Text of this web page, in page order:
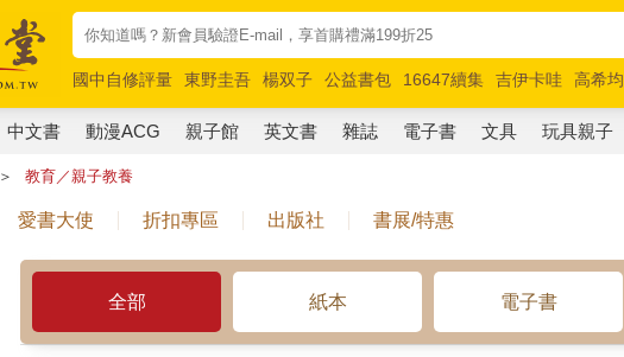
國中自修評量 東野圭吾 楊双子 公益書包 16647續集 吉伊卡哇 高希均
唯紅花綻放
奧德賽 路邊攤新作 馬斯克 玩具總動員5 超慢跑
中文書 動漫ACG 親子館 英文書 雜誌 電子書 文具 玩具親子
＞ 教育／親子教養
愛書大使 折扣專區 出版社 書展/特惠
全部 紙本 電子書